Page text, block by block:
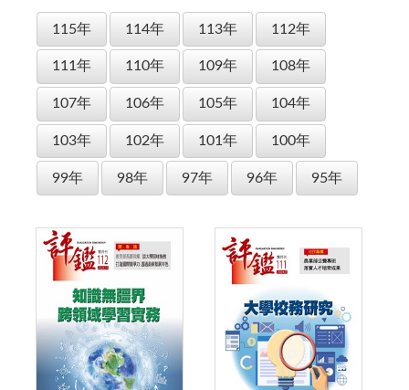
115年 114年 113年 112年
111年 110年 109年 108年
107年 106年 105年 104年
103年 102年 101年 100年
99年 98年 97年 96年 95年